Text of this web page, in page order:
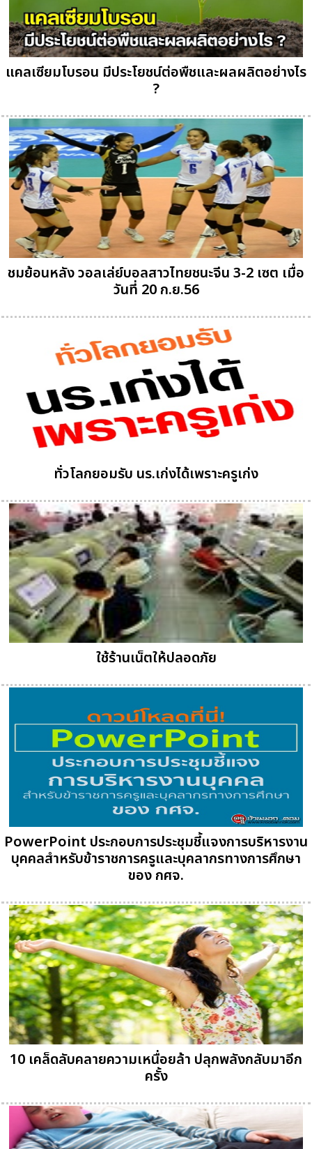
แคลเซียมโบรอน มีประโยชน์ต่อพืชและผลผลิตอย่างไร
?
ชมย้อนหลัง วอลเล่ย์บอลสาวไทยชนะจีน 3-2 เซต เมื่อ
วันที่ 20 ก.ย.56
ทั่วโลกยอมรับ นร.เก่งได้เพราะครูเก่ง
ใช้ร้านเน็ตให้ปลอดภัย
PowerPoint ประกอบการประชุมชี้แจงการบริหารงาน
บุคคลสำหรับข้าราชการครูและบุคลากรทางการศึกษา
ของ กศจ.
10 เคล็ดลับคลายความเหนื่อยล้า ปลุกพลังกลับมาอีก
ครั้ง